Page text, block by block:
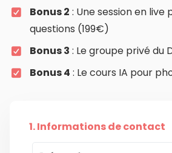
Bonus 2 : Une session en live
questions (199€)
Bonus 3 : Le groupe privé du
Bonus 4 : Le cours IA pour
1. Informations de contact